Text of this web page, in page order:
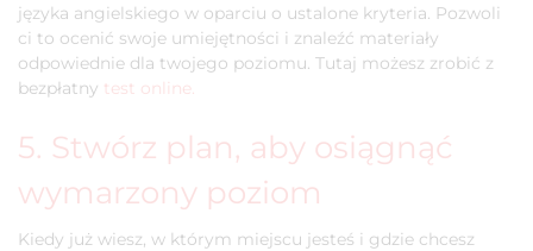
języka angielskiego w oparciu o ustalone kryteria. Pozwoli
ci to ocenić swoje umiejętności i znaleźć materiały
odpowiednie dla twojego poziomu. Tutaj możesz zrobić z
bezpłatny test online.
5. Stwórz plan, aby osiągnąć
wymarzony poziom
Kiedy już wiesz, w którym miejscu jesteś i gdzie chcesz